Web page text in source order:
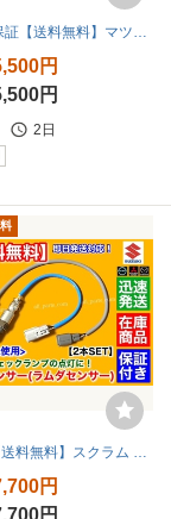
円
円
2日
円
円